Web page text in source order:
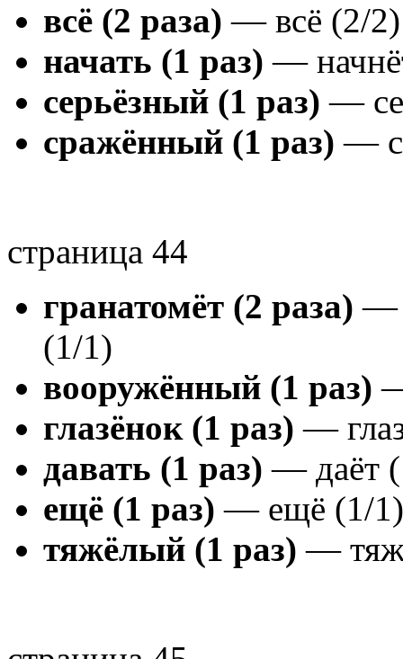
всё (2 раза) — всё (2/2)
начать (1 раз) —
серьёзный (1 раз) —
сражённый (1 раз) —
страница 44
гранатомёт (2 раза) —
(1/1)
вооружённый (1 раз)
глазёнок (1 раз) —
давать (1 раз) — даёт
ещё (1 раз) — ещё (1/1)
тяжёлый (1 раз) —